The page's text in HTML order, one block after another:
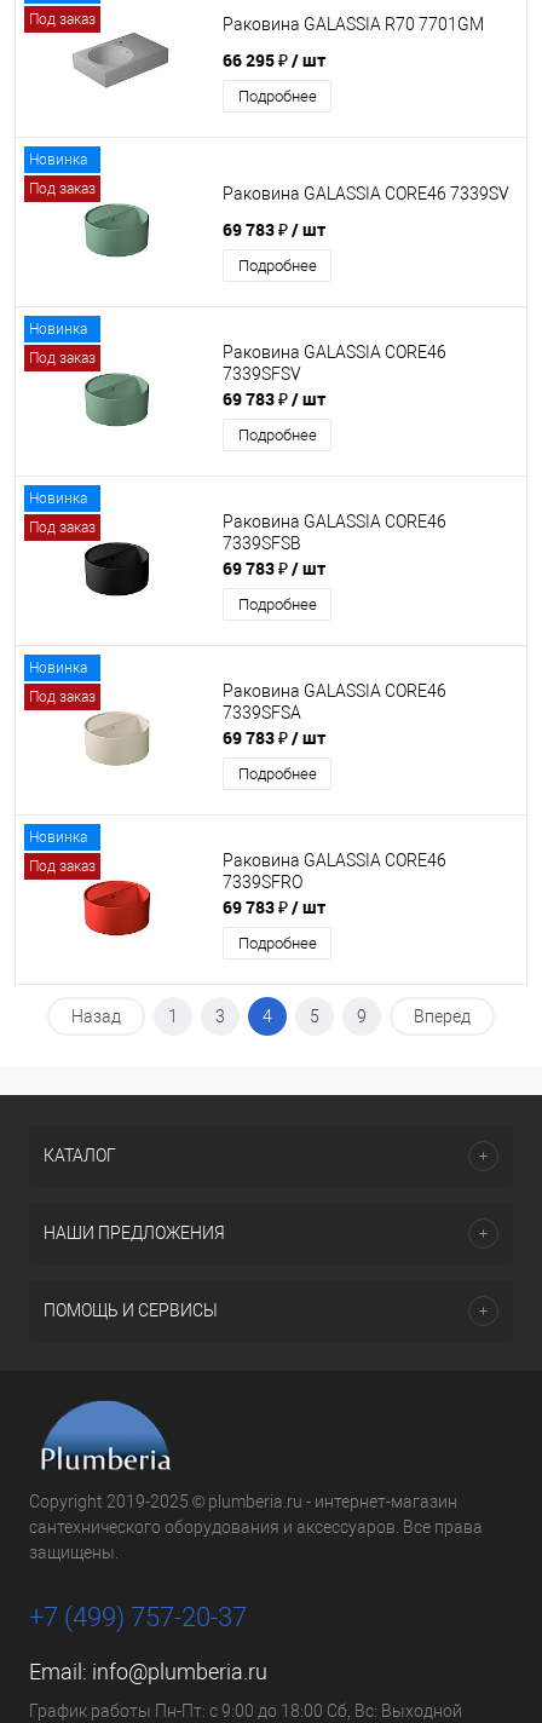
Под заказ
Раковина GALASSIA R70 7701GM
66 295 ₽/ шт
Подробнее
Новинка
Под заказ
Раковина GALASSIA CORE46 7339SV
69 783 ₽/ шт
Подробнее
Новинка
Под заказ
Раковина GALASSIA CORE46
7339SFSV
69 783 ₽/ шт
Подробнее
Новинка
Под заказ
Раковина GALASSIA CORE46
7339SFSB
69 783 ₽/ шт
Подробнее
Новинка
Под заказ
Раковина GALASSIA CORE46
7339SFSA
69 783 ₽/ шт
Подробнее
Новинка
Под заказ
Раковина GALASSIA CORE46
7339SFRO
69 783 ₽/ шт
Подробнее
Назад 1 3 4 5 9 Вперед
КАТАЛОГ
НАШИ ПРЕДЛОЖЕНИЯ
ПОМОЩЬ И СЕРВИСЫ
Copyright 2019-2025 © plumberia.ru - интернет-магазин
сантехнического оборудования и аксессуаров. Все права
защищены.
+7 (499) 757-20-37
Email: info@plumberia.ru
График работы Пн-Пт: с 9:00 до 18:00 Сб, Вс: Выходной